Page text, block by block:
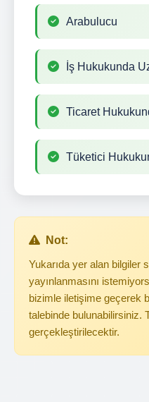
Arabulucu
İş Hukukunda
Ticaret
Tüketici
Not:
Yukarıda yer alan bilgiler
yayınlanmasını
bizimle iletişime geçerek
talebinde bulunabilirsiniz.
gerçekleştirilecektir.